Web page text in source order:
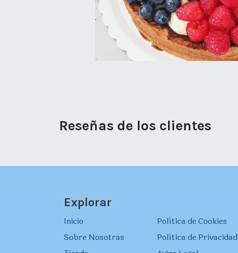
Reseñas de los clientes
Explorar
Inicio
Sobre Nosotras
Política de Cookies
Política de Privacidad